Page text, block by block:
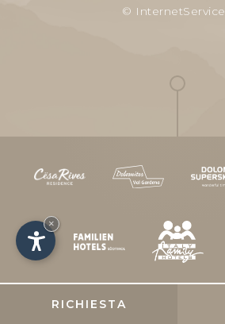
RICHIESTA
© InternetService
×